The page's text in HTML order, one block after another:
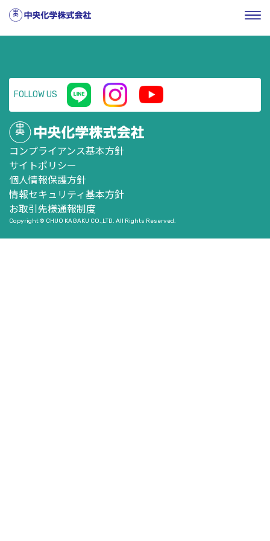
HOME／企業情報
有価証券報告書
／ 第60期 第１四半期報告書（2019年４月１日～2019年６月30日）
FOLLOW US
コンプライアンス基本方針
サイトポリシー
個人情報保護方針
情報セキュリティ基本方針
お取引先様通報制度
Copyright © CHUO KAGAKU CO.,LTD. All Rights Reserved.